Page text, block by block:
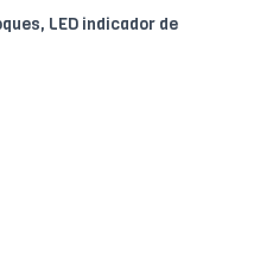
LED indicador de